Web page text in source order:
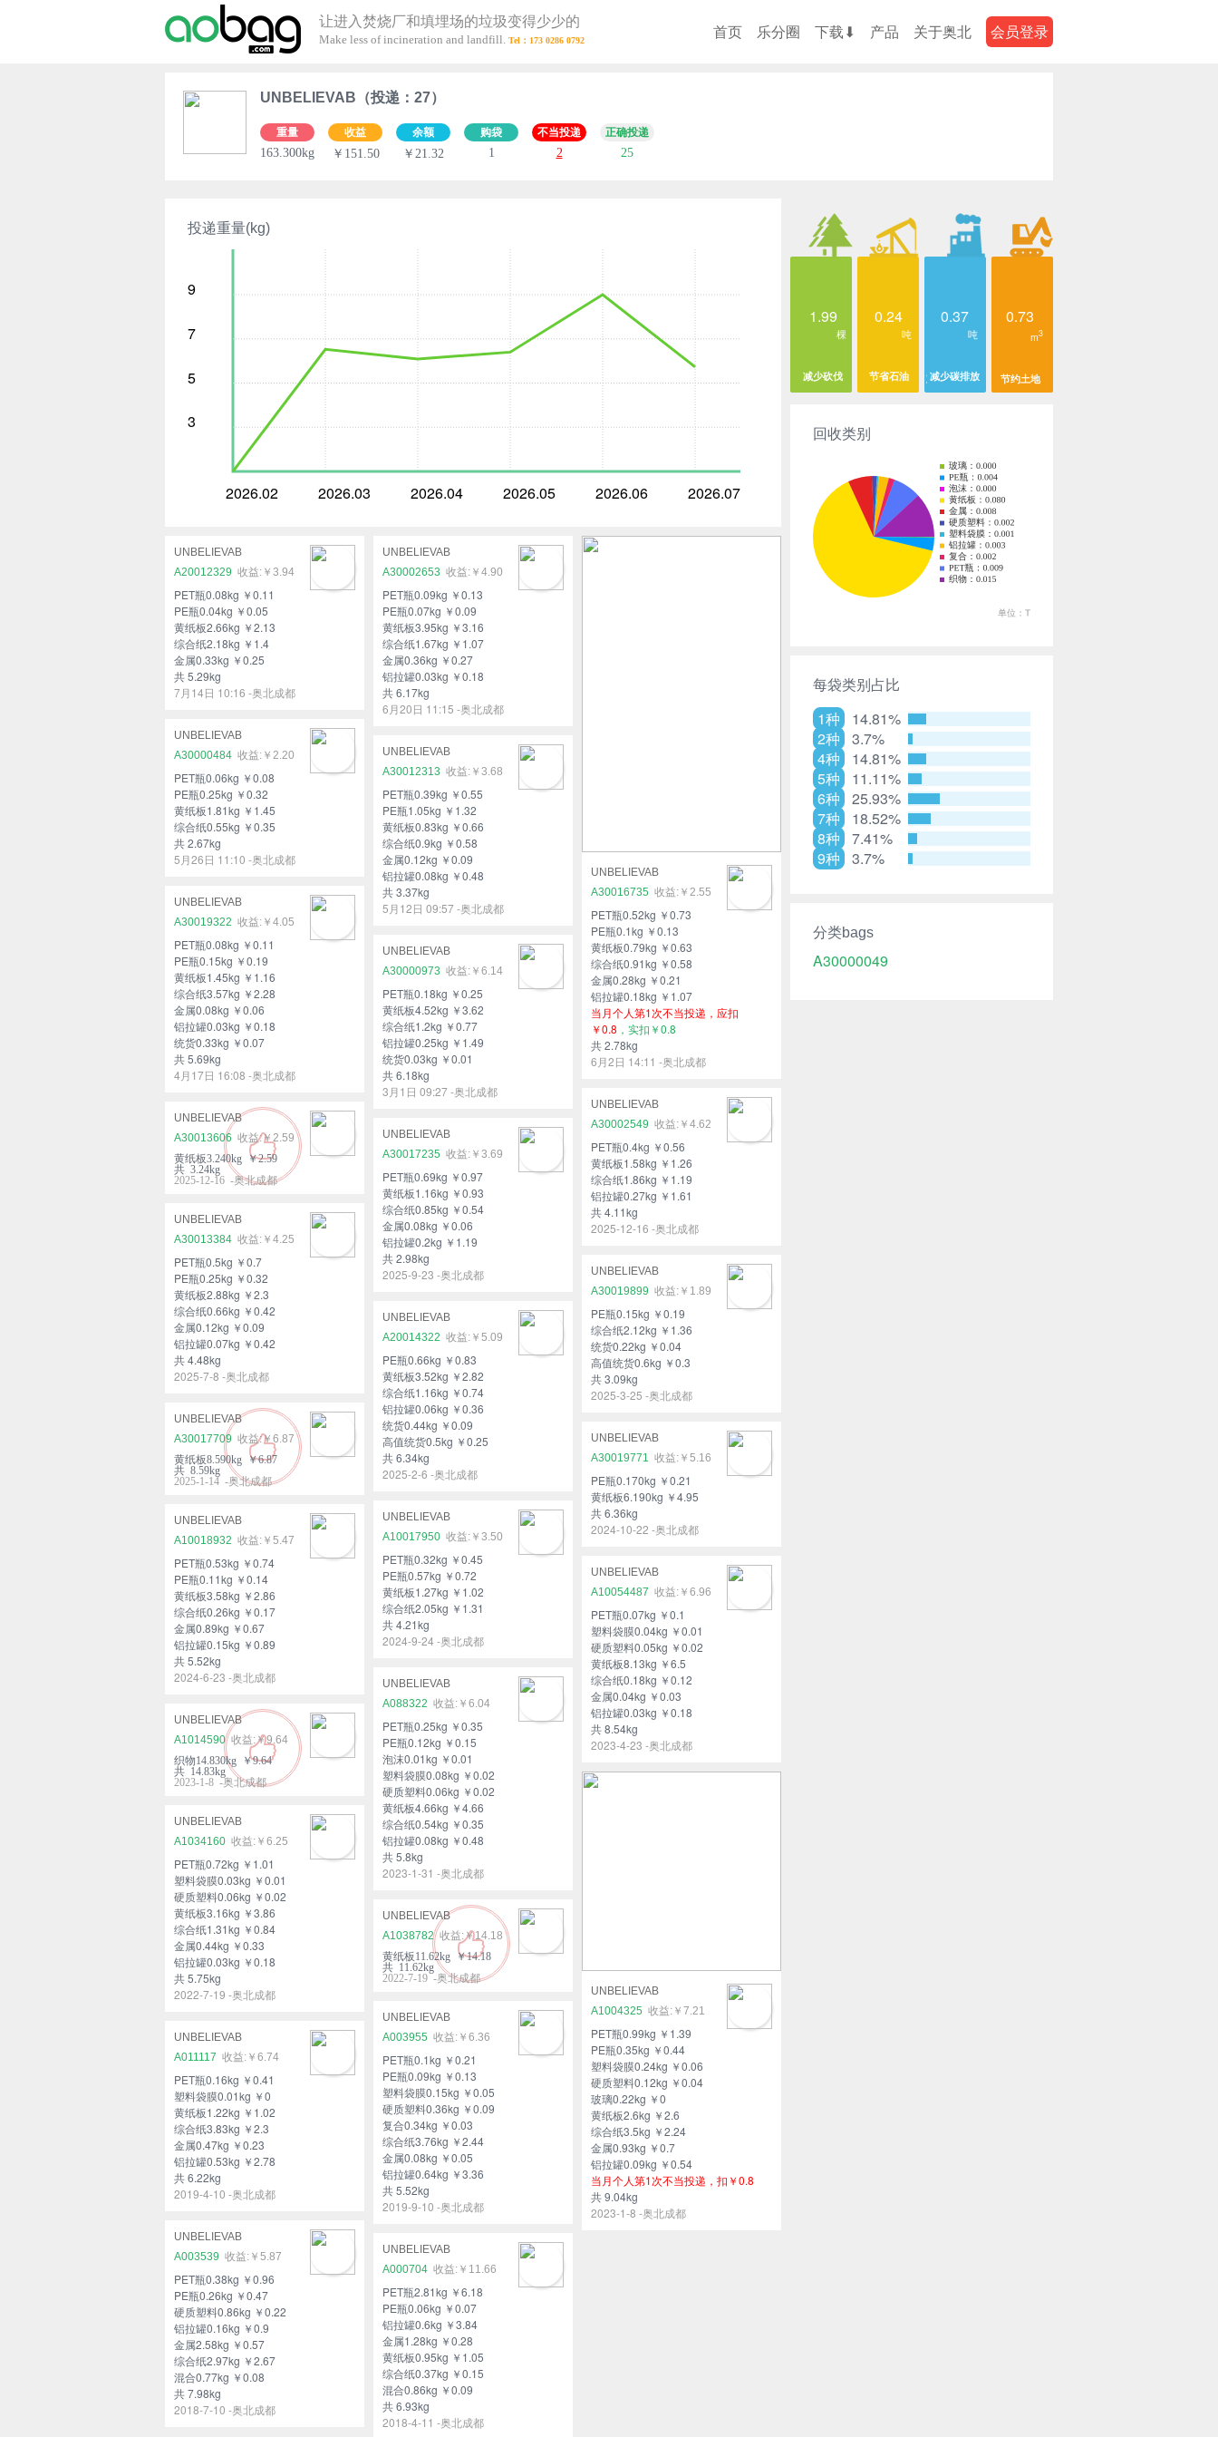
让进入焚烧厂和填埋场的垃圾变得少少的
Make less of incineration and landfill. 首页 乐分圈 下载⬇ 产品 关于奥北 会员登录
UNBELIEVAB（投递：27）
重量
163.300kg
收益
￥151.50
余额
￥21.32
购袋
1
不当投递
2
正确投递
25
投递重量(kg)
9
7
5
3
2026.02 2026.03 2026.04 2026.05 2026.06 2026.07
UNBELIEVAB
A20012329
￥3.94
PET瓶0.08kg ￥0.11
PE瓶0.04kg ￥0.05
黄纸板2.66kg ￥2.13
综合纸2.18kg ￥1.4
金属0.33kg ￥0.25
共 5.29kg
7月14日 10:16 -奥北成都
UNBELIEVAB
A30002653
￥4.90
PET瓶0.09kg ￥0.13
PE瓶0.07kg ￥0.09
黄纸板3.95kg ￥3.16
综合纸1.67kg ￥1.07
金属0.36kg ￥0.27
铝拉罐0.03kg ￥0.18
共 6.17kg
6月20日 11:15 -奥北成都
UNBELIEVAB
A30016735
￥2.55
PET瓶0.52kg ￥0.73
PE瓶0.1kg ￥0.13
黄纸板0.79kg ￥0.63
综合纸0.91kg ￥0.58
金属0.28kg ￥0.21
铝拉罐0.18kg ￥1.07
当月个人第1次不当投递，应扣
￥0.8 ，实扣￥0.8
共 2.78kg
6月2日 14:11 -奥北成都
UNBELIEVAB
A30000484
￥2.20
PET瓶0.06kg ￥0.08
PE瓶0.25kg ￥0.32
黄纸板1.81kg ￥1.45
综合纸0.55kg ￥0.35
共 2.67kg
5月26日 11:10 -奥北成都
UNBELIEVAB
A30012313
￥3.68
PET瓶0.39kg ￥0.55
PE瓶1.05kg ￥1.32
黄纸板0.83kg ￥0.66
综合纸0.9kg ￥0.58
金属0.12kg ￥0.09
铝拉罐0.08kg ￥0.48
共 3.37kg
5月12日 09:57 -奥北成都
UNBELIEVAB
A30019322
￥4.05
PET瓶0.08kg ￥0.11
PE瓶0.15kg ￥0.19
黄纸板1.45kg ￥1.16
综合纸3.57kg ￥2.28
金属0.08kg ￥0.06
铝拉罐0.03kg ￥0.18
统货0.33kg ￥0.07
共 5.69kg
4月17日 16:08 -奥北成都
UNBELIEVAB
A30000973
￥6.14
PET瓶0.18kg ￥0.25
黄纸板4.52kg ￥3.62
综合纸1.2kg ￥0.77
铝拉罐0.25kg ￥1.49
统货0.03kg ￥0.01
共 6.18kg
3月1日 09:27 -奥北成都
UNBELIEVAB
A30002549
￥4.62
PET瓶0.4kg ￥0.56
黄纸板1.58kg ￥1.26
综合纸1.86kg ￥1.19
铝拉罐0.27kg ￥1.61
共 4.11kg
2025-12-16 -奥北成都
UNBELIEVAB
A30013606
￥2.59
黄纸板3.240kg ￥2.59
共 3.24kg
2025-12-16 -奥北成都
UNBELIEVAB
A30017235
￥3.69
PET瓶0.69kg ￥0.97
黄纸板1.16kg ￥0.93
综合纸0.85kg ￥0.54
金属0.08kg ￥0.06
铝拉罐0.2kg ￥1.19
共 2.98kg
2025-9-23 -奥北成都
UNBELIEVAB
A30013384
￥4.25
PET瓶0.5kg ￥0.7
PE瓶0.25kg ￥0.32
黄纸板2.88kg ￥2.3
综合纸0.66kg ￥0.42
金属0.12kg ￥0.09
铝拉罐0.07kg ￥0.42
共 4.48kg
2025-7-8 -奥北成都
UNBELIEVAB
A30019899
￥1.89
PE瓶0.15kg ￥0.19
综合纸2.12kg ￥1.36
统货0.22kg ￥0.04
高值统货0.6kg ￥0.3
共 3.09kg
2025-3-25 -奥北成都
UNBELIEVAB
A20014322
￥5.09
PE瓶0.66kg ￥0.83
黄纸板3.52kg ￥2.82
综合纸1.16kg ￥0.74
铝拉罐0.06kg ￥0.36
统货0.44kg ￥0.09
高值统货0.5kg ￥0.25
共 6.34kg
2025-2-6 -奥北成都
UNBELIEVAB
A30017709
￥6.87
黄纸板8.590kg ￥6.87
共 8.59kg
2025-1-14 -奥北成都
UNBELIEVAB
A30019771
￥5.16
PE瓶0.170kg ￥0.21
黄纸板6.190kg ￥4.95
共 6.36kg
2024-10-22 -奥北成都
UNBELIEVAB
A10017950
￥3.50
PET瓶0.32kg ￥0.45
PE瓶0.57kg ￥0.72
黄纸板1.27kg ￥1.02
综合纸2.05kg ￥1.31
共 4.21kg
2024-9-24 -奥北成都
UNBELIEVAB
A10018932
￥5.47
PET瓶0.53kg ￥0.74
PE瓶0.11kg ￥0.14
黄纸板3.58kg ￥2.86
综合纸0.26kg ￥0.17
金属0.89kg ￥0.67
铝拉罐0.15kg ￥0.89
共 5.52kg
2024-6-23 -奥北成都
UNBELIEVAB
A10054487
￥6.96
PET瓶0.07kg ￥0.1
塑料袋膜0.04kg ￥0.01
硬质塑料0.05kg ￥0.02
黄纸板8.13kg ￥6.5
综合纸0.18kg ￥0.12
金属0.04kg ￥0.03
铝拉罐0.03kg ￥0.18
共 8.54kg
2023-4-23 -奥北成都
UNBELIEVAB
A088322
￥6.04
PET瓶0.25kg ￥0.35
PE瓶0.12kg ￥0.15
泡沫0.01kg ￥0.01
塑料袋膜0.08kg ￥0.02
硬质塑料0.06kg ￥0.02
黄纸板4.66kg ￥4.66
综合纸0.54kg ￥0.35
铝拉罐0.08kg ￥0.48
共 5.8kg
2023-1-31 -奥北成都
UNBELIEVAB
A1014590
￥9.64
织物14.830kg ￥9.64
共 14.83kg
2023-1-8 -奥北成都
UNBELIEVAB
A1004325
￥7.21
PET瓶0.99kg ￥1.39
PE瓶0.35kg ￥0.44
塑料袋膜0.24kg ￥0.06
硬质塑料0.12kg ￥0.04
玻璃0.22kg ￥0
黄纸板2.6kg ￥2.6
综合纸3.5kg ￥2.24
金属0.93kg ￥0.7
铝拉罐0.09kg ￥0.54
当月个人第1次不当投递，扣￥0.8
共 9.04kg
2023-1-8 -奥北成都
UNBELIEVAB
A1034160
￥6.25
PET瓶0.72kg ￥1.01
塑料袋膜0.03kg ￥0.01
硬质塑料0.06kg ￥0.02
黄纸板3.16kg ￥3.86
综合纸1.31kg ￥0.84
金属0.44kg ￥0.33
铝拉罐0.03kg ￥0.18
共 5.75kg
2022-7-19 -奥北成都
UNBELIEVAB
A1038782
￥14.18
黄纸板11.62kg ￥14.18
共 11.62kg
2022-7-19 -奥北成都
UNBELIEVAB
A003955
￥6.36
PET瓶0.1kg ￥0.21
PE瓶0.09kg ￥0.13
塑料袋膜0.15kg ￥0.05
硬质塑料0.36kg ￥0.09
复合0.34kg ￥0.03
综合纸3.76kg ￥2.44
金属0.08kg ￥0.05
铝拉罐0.64kg ￥3.36
共 5.52kg
2019-9-10 -奥北成都
UNBELIEVAB
A011117
￥6.74
PET瓶0.16kg ￥0.41
塑料袋膜0.01kg ￥0
黄纸板1.22kg ￥1.02
综合纸3.83kg ￥2.3
金属0.47kg ￥0.23
铝拉罐0.53kg ￥2.78
共 6.22kg
2019-4-10 -奥北成都
UNBELIEVAB
A003539
￥5.87
PET瓶0.38kg ￥0.96
PE瓶0.26kg ￥0.47
硬质塑料0.86kg ￥0.22
铝拉罐0.16kg ￥0.9
金属2.58kg ￥0.57
综合纸2.97kg ￥2.67
混合0.77kg ￥0.08
共 7.98kg
2018-7-10 -奥北成都
UNBELIEVAB
A000704
￥11.66
PET瓶2.81kg ￥6.18
PE瓶0.06kg ￥0.07
铝拉罐0.6kg ￥3.84
金属1.28kg ￥0.28
黄纸板0.95kg ￥1.05
综合纸0.37kg ￥0.15
混合0.86kg ￥0.09
共 6.93kg
2018-4-11 -奥北成都
1.99
棵
减少砍伐
0.24
吨
节省石油
0.37
吨
减少碳排放
0.73
m3
节约土地
回收类别
每袋类别占比
1种
14.81%
2种
3.7%
4种
14.81%
5种
11.11%
6种
25.93%
7种
18.52%
8种
7.41%
9种
3.7%
分类bags
A30000049